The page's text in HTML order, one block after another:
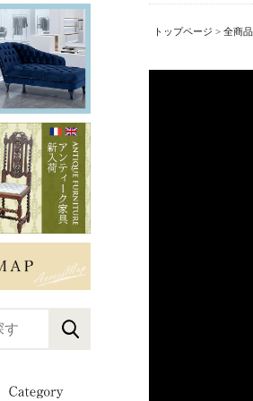
トップページ > 全商品